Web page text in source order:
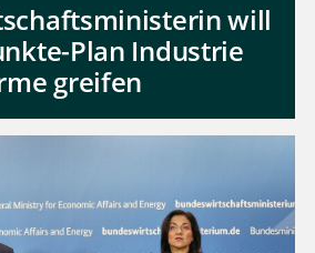
will
Plan Industrie
greifen